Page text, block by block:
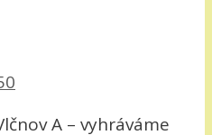
A – vyhráváme